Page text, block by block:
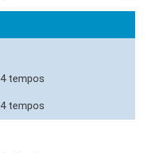
4 tempos
4 tempos